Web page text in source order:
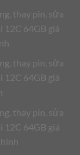
thay pin, sửa
64GB giá
thay pin, sửa
64GB giá
thay pin, sửa
64GB giá